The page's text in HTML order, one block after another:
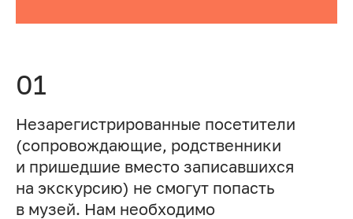
01
Незарегистрированные посетители
(сопровождающие, родственники
и пришедшие вместо записавшихся
на экскурсию) не смогут попасть
в музей. Нам необходимо